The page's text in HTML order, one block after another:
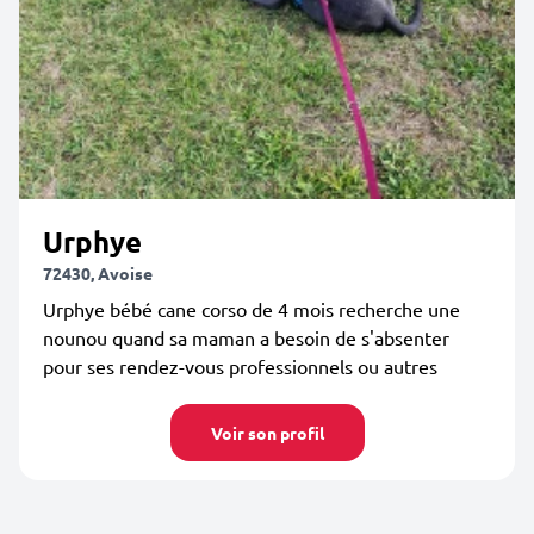
Urphye
72430, Avoise
Urphye bébé cane corso de 4 mois recherche une
nounou quand sa maman a besoin de s'absenter
pour ses rendez-vous professionnels ou autres
Voir son profil